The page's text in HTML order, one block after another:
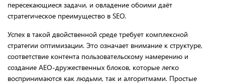
пересекающиеся задачи, и овладение обоими даёт
стратегическое преимущество в SEO.
Успех в такой двойственной среде требует комплексной
стратегии оптимизации. Это означает внимание к структуре,
соответствие контента пользовательскому намерению и
создание AEO-дружественных блоков, которые легко
воспринимаются как людьми, так и алгоритмами. Простые